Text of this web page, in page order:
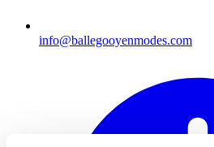
info@ballegooyenmodes.com